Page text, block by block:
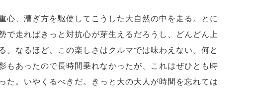
心、漕ぎ方を駆使してこうした大自然の中を走る。とに
で走ればきっと対抗心が芽生えるだろうし、どんどん上
。なるほど、この楽しさはクルマでは味わえない。何と
もあったので長時間乗れなかったが、これはぜひとも時
た。いやくるべきだ。きっと大の大人が時間を忘れては